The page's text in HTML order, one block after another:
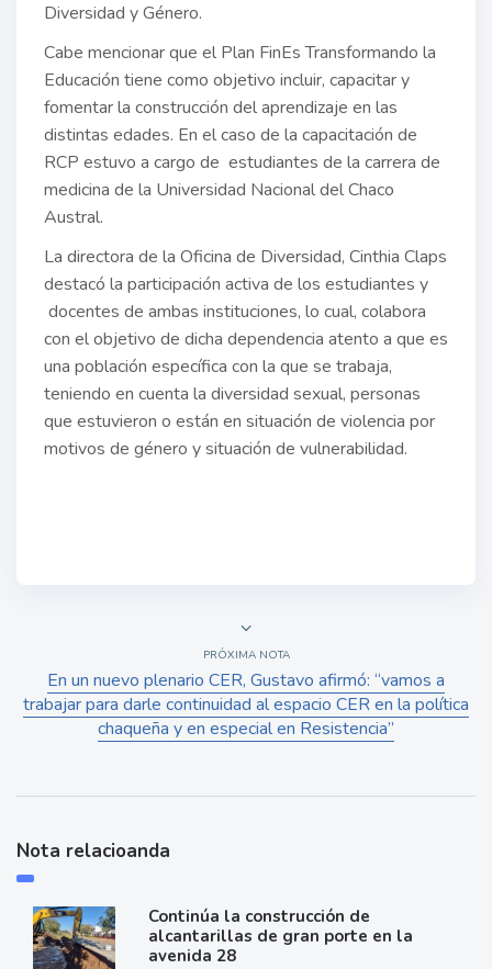
Diversidad y Género.
Cabe mencionar que el Plan FinEs Transformando la
Educación tiene como objetivo incluir, capacitar y
fomentar la construcción del aprendizaje en las
distintas edades. En el caso de la capacitación de
RCP estuvo a cargo de estudiantes de la carrera de
medicina de la Universidad Nacional del Chaco
Austral.
La directora de la Oficina de Diversidad, Cinthia Claps
destacó la participación activa de los estudiantes y
docentes de ambas instituciones, lo cual, colabora
con el objetivo de dicha dependencia atento a que es
una población específica con la que se trabaja,
teniendo en cuenta la diversidad sexual, personas
que estuvieron o están en situación de violencia por
motivos de género y situación de vulnerabilidad.
PRÓXIMA NOTA
En un nuevo plenario CER, Gustavo afirmó: “vamos a
trabajar para darle continuidad al espacio CER en la política
chaqueña y en especial en Resistencia”
Nota relacioanda
Continúa la construcción de
alcantarillas de gran porte en la
avenida 28